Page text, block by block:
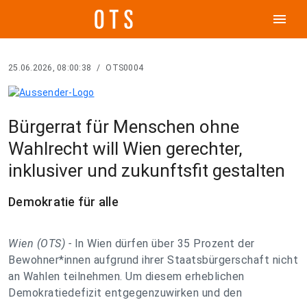
menu
25.06.2026, 08:00:38 / OTS0004
Bürgerrat für Menschen ohne
Wahlrecht will Wien gerechter,
inklusiver und zukunftsfit gestalten
Demokratie für alle
Wien (OTS) - In Wien dürfen über 35 Prozent der
Bewohner*innen aufgrund ihrer Staatsbürgerschaft nicht
an Wahlen teilnehmen. Um diesem erheblichen
Demokratiedefizit entgegenzuwirken und den